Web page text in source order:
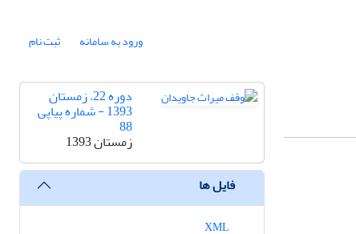
ورود به سامانه ثبت نام
دوره 22، زمستان
1393 - شماره پیاپی
88
زمستان 1393
فایل ها